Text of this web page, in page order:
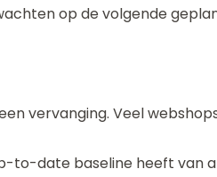
op de volgende
vervanging. Veel
to-date baseline heeft van